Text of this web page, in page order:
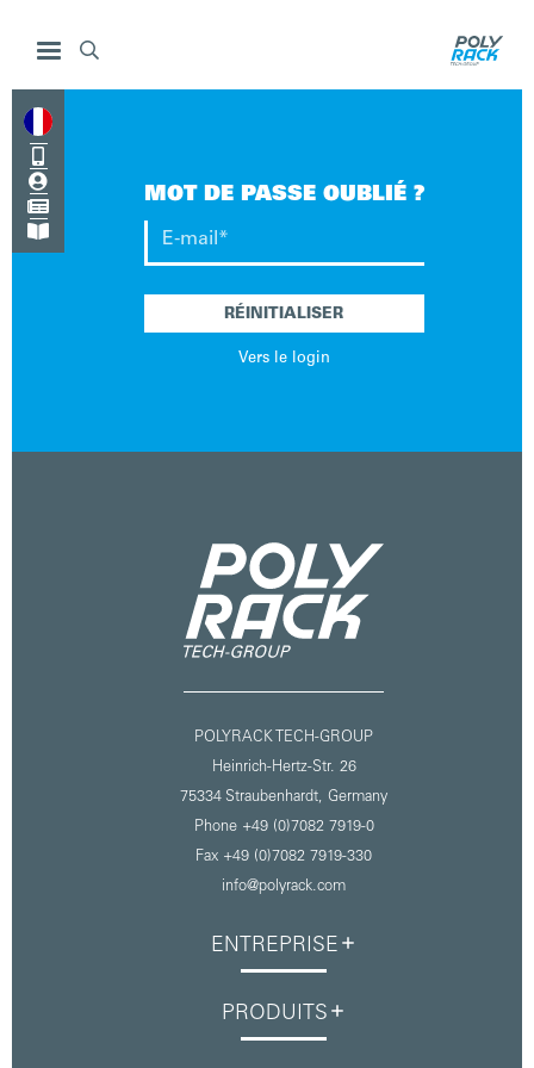




MOT DE PASSE OUBLIÉ ?
Vers le login
POLYRACK TECH-GROUP
Heinrich-Hertz-Str. 26
75334 Straubenhardt, Germany
Phone +49 (0)7082 7919-0
Fax +49 (0)7082 7919-330
info@polyrack.com
ENTREPRISE
PRODUITS